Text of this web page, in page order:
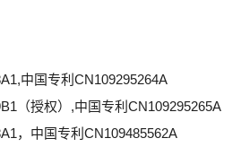
中国专利CN109295264A
（授权）,中国专利CN109295265A
，中国专利CN109485562A